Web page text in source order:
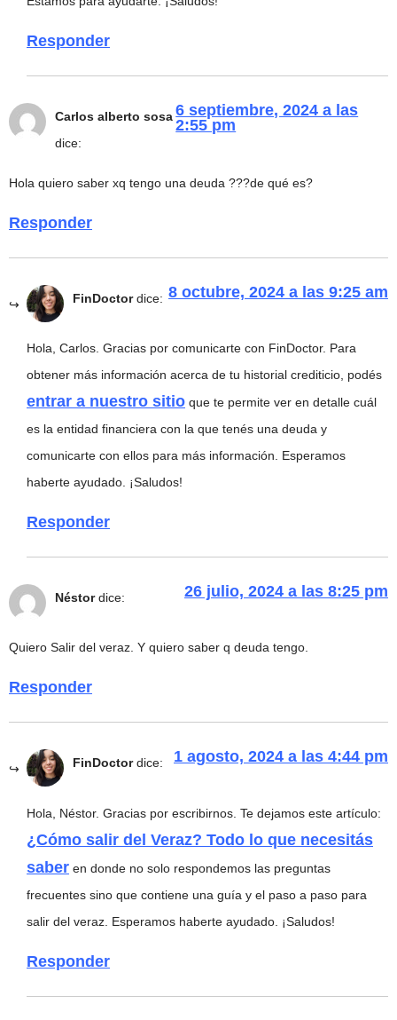
Responder
Carlos alberto sosa
dice:
6 septiembre, 2024 a las
2:55 pm
Hola quiero saber xq tengo una deuda ???de qué es?
Responder
FinDoctor dice: 8 octubre, 2024 a las 9:25 am
Hola, Carlos. Gracias por comunicarte con FinDoctor. Para
obtener más información acerca de tu historial crediticio, podés
entrar a nuestro sitio que te permite ver en detalle cuál
es la entidad financiera con la que tenés una deuda y
comunicarte con ellos para más información. Esperamos
haberte ayudado. ¡Saludos!
Responder
Néstor dice: 26 julio, 2024 a las 8:25 pm
Quiero Salir del veraz. Y quiero saber q deuda tengo.
Responder
FinDoctor dice: 1 agosto, 2024 a las 4:44 pm
Hola, Néstor. Gracias por escribirnos. Te dejamos este artículo:
¿Cómo salir del Veraz? Todo lo que necesitás
saber en donde no solo respondemos las preguntas
frecuentes sino que contiene una guía y el paso a paso para
salir del veraz. Esperamos haberte ayudado. ¡Saludos!
Responder